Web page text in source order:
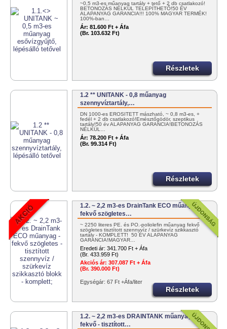
~0,5 m3-es műanyag tartály + tető + 2 db csatlakozó!
BETONOZÁS NÉLKÜL TELEPÍTHETŐ!50 ÉV
ALAPANYAG GARANCIA!!! 100% MAGYAR TERMÉK!
100%-ban…
Ár: 81.600 Ft + Áfa
(Br. 103.632 Ft)
Részletek
1.2 ** UNITANK - 0,8 műanyag
szennyvíztartály,…
DN 1000-es ERŐSÍTETT mászható, ~ 0,8 m3-es, +
fedél + 2 db csatlakozó!Emésztőgödör, szeptikus
tartály!50 év ALAPANYAG GARANCIA!BETONOZÁS
NÉLKÜL…
Ár: 78.200 Ft + Áfa
(Br. 99.314 Ft)
Részletek
1.2. ~ 2,2 m3-es DrainTank ECO műanyag -
fekvő szögletes…
~ 2250 literes PE. és PO.-poliolefin műanyag fekvő
szögletes tisztított szennyvíz / szürkevíz szikkasztó
tartály - KOMPLETT! 50 ÉV ALAPANYAG
GARANCIA!MAGYAR…
Eredeti ár: 341.700 Ft + Áfa
(Br. 433.959 Ft)
Akciós ár: 307.087 Ft + Áfa
(Br. 390.000 Ft)
Egységár: 67 Ft +Áfa/liter
Részletek
1.2. ~ 2,2 m3-es DRAINTANK műanyag -
fekvő - tisztított…